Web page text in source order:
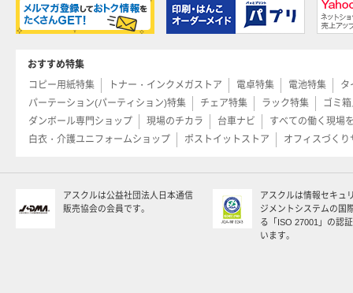
おすすめ特集
コピー用紙特集
トナー・インクメガストア 電卓特集 電池特集
タ
パーテーション(パーティション)特集
チェア特集 ラック特集
ゴミ
ダンボール専門ショップ
現場のチカラ 台車ナビ
すべての働く現場
白衣・介護ユニフォームショップ
ポストイットストア オフィスづくり
アスクルは公益社団法人日本通信
販売協会の会員です。
アスクルは情報セキュ
ジメントシステムの国
る「ISO 27001」の認
います。